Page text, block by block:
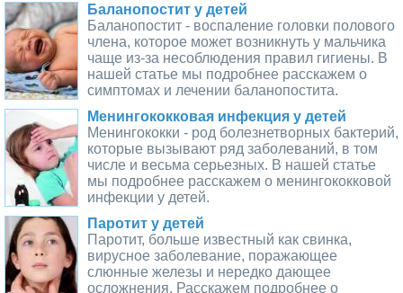
Баланопостит у детей
Баланопостит - воспаление головки полового
члена, которое может возникнуть у мальчика
чаще из-за несоблюдения правил гигиены. В
нашей статье мы подробнее расскажем о
симптомах и лечении баланопостита.
Менингококковая инфекция у детей
Менингококки - род болезнетворных бактерий,
которые вызывают ряд заболеваний, в том
числе и весьма серьезных. В нашей статье
мы подробнее расскажем о менингококковой
инфекции у детей.
Паротит у детей
Паротит, больше известный как свинка,
вирусное заболевание, поражающее
слюнные железы и нередко дающее
осложнения. Расскажем подробнее о